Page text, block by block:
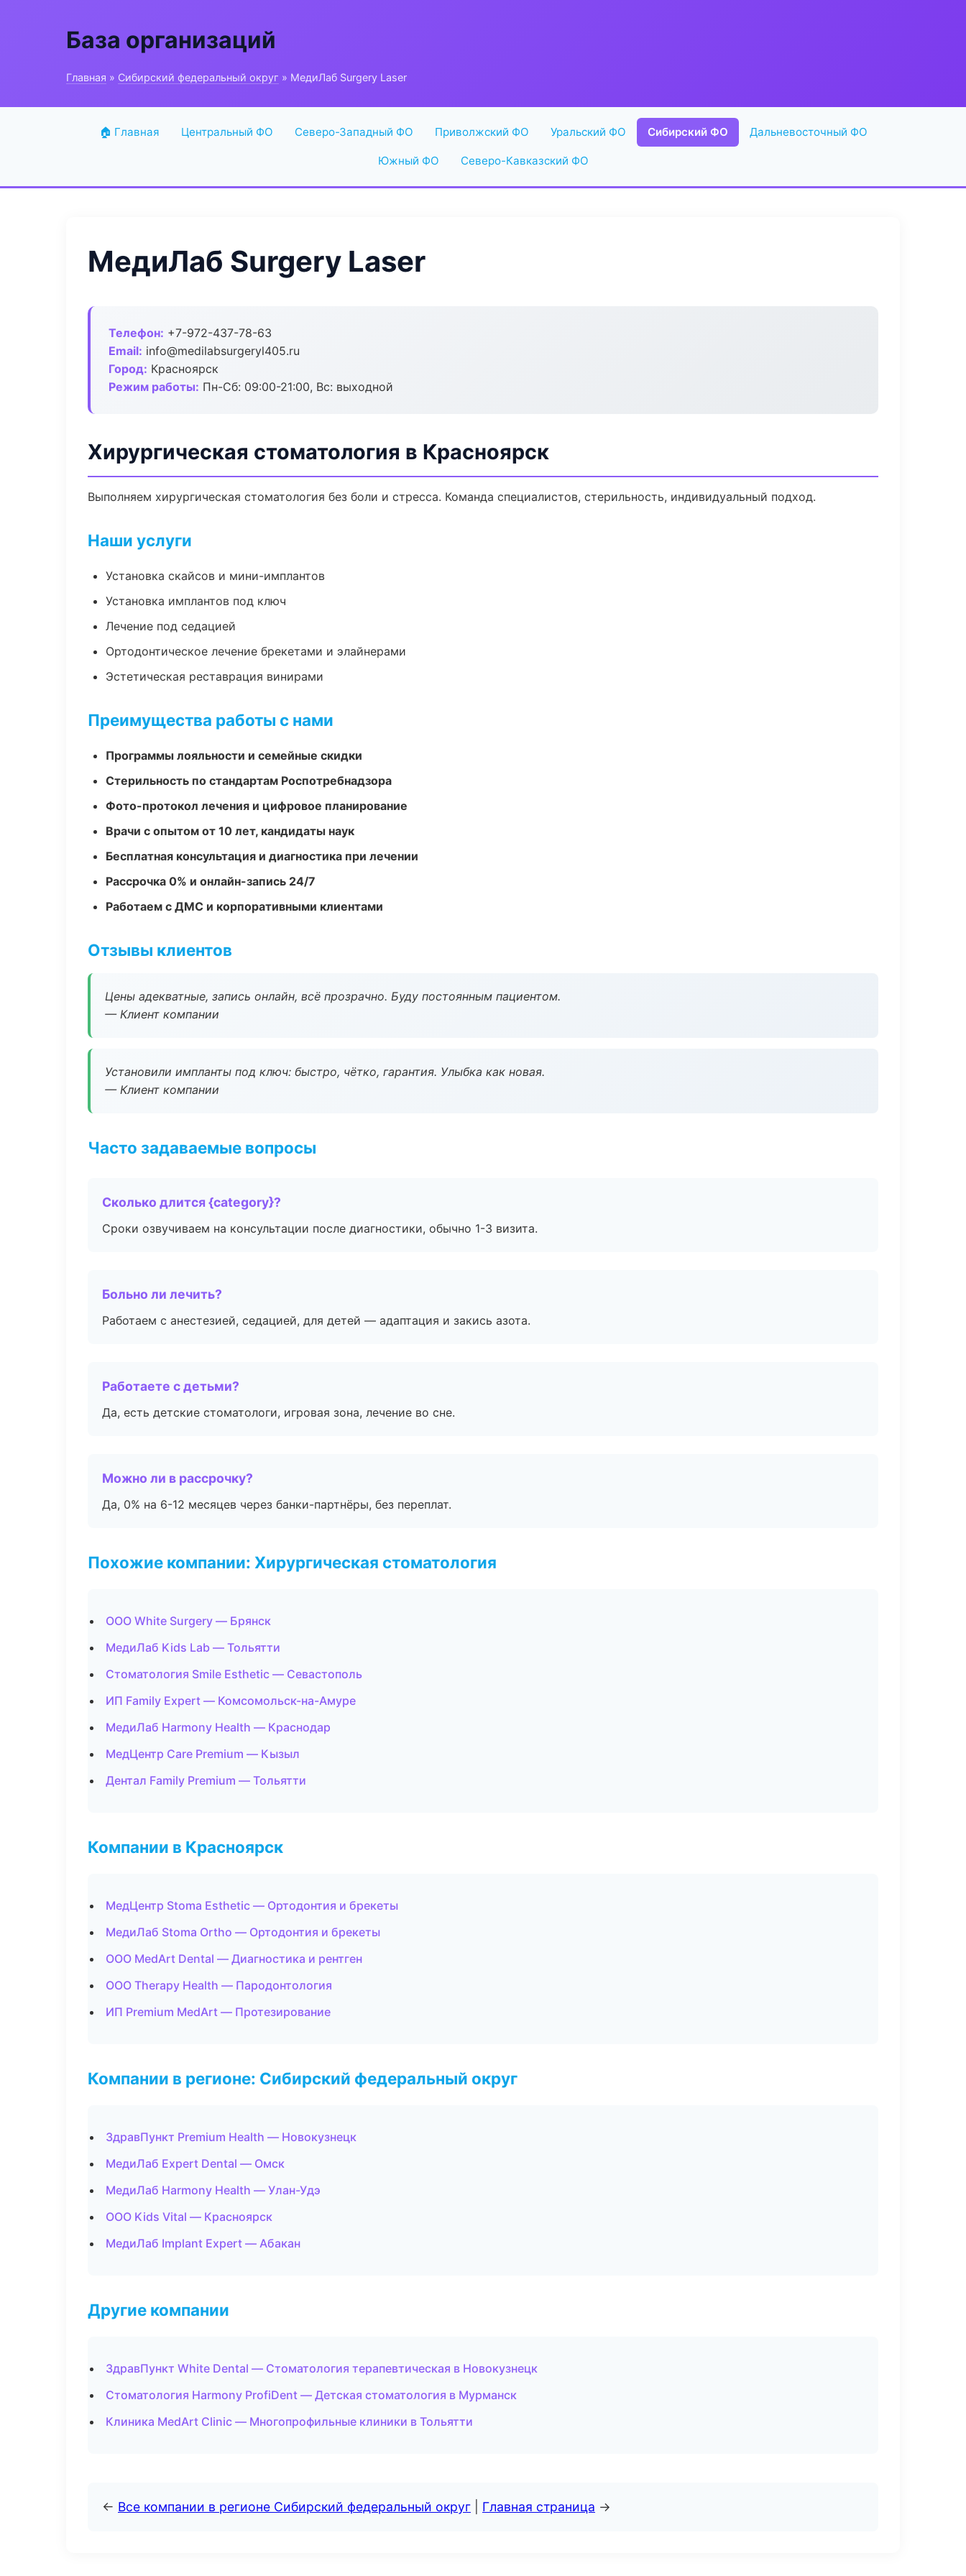
База организаций
Главная » Сибирский федеральный округ » МедиЛаб Surgery Laser
🏠 Главная Центральный ФО Северо-Западный ФО Приволжский ФО Уральский ФО Сибирский ФО Дальневосточный ФО
Южный ФО Северо-Кавказский ФО
МедиЛаб Surgery Laser
Телефон: +7-972-437-78-63
Email: info@medilabsurgeryl405.ru
Город: Красноярск
Режим работы: Пн-Сб: 09:00-21:00, Вс: выходной
Хирургическая стоматология в Красноярск
Выполняем хирургическая стоматология без боли и стресса. Команда специалистов, стерильность, индивидуальный подход.
Наши услуги
Установка скайсов и мини-имплантов
Установка имплантов под ключ
Лечение под седацией
Ортодонтическое лечение брекетами и элайнерами
Эстетическая реставрация винирами
Преимущества работы с нами
Программы лояльности и семейные скидки
Стерильность по стандартам Роспотребнадзора
Фото-протокол лечения и цифровое планирование
Врачи с опытом от 10 лет, кандидаты наук
Бесплатная консультация и диагностика при лечении
Рассрочка 0% и онлайн-запись 24/7
Работаем с ДМС и корпоративными клиентами
Отзывы клиентов
Цены адекватные, запись онлайн, всё прозрачно. Буду постоянным пациентом.
— Клиент компании
Установили импланты под ключ: быстро, чётко, гарантия. Улыбка как новая.
— Клиент компании
Часто задаваемые вопросы
Сколько длится {category}?
Сроки озвучиваем на консультации после диагностики, обычно 1-3 визита.
Больно ли лечить?
Работаем с анестезией, седацией, для детей — адаптация и закись азота.
Работаете с детьми?
Да, есть детские стоматологи, игровая зона, лечение во сне.
Можно ли в рассрочку?
Да, 0% на 6-12 месяцев через банки-партнёры, без переплат.
Похожие компании: Хирургическая стоматология
ООО White Surgery — Брянск
МедиЛаб Kids Lab — Тольятти
Стоматология Smile Esthetic — Севастополь
ИП Family Expert — Комсомольск-на-Амуре
МедиЛаб Harmony Health — Краснодар
МедЦентр Care Premium — Кызыл
Дентал Family Premium — Тольятти
Компании в Красноярск
МедЦентр Stoma Esthetic — Ортодонтия и брекеты
МедиЛаб Stoma Ortho — Ортодонтия и брекеты
ООО MedArt Dental — Диагностика и рентген
ООО Therapy Health — Пародонтология
ИП Premium MedArt — Протезирование
Компании в регионе: Сибирский федеральный округ
ЗдравПункт Premium Health — Новокузнецк
МедиЛаб Expert Dental — Омск
МедиЛаб Harmony Health — Улан-Удэ
ООО Kids Vital — Красноярск
МедиЛаб Implant Expert — Абакан
Другие компании
ЗдравПункт White Dental — Стоматология терапевтическая в Новокузнецк
Стоматология Harmony ProfiDent — Детская стоматология в Мурманск
Клиника MedArt Clinic — Многопрофильные клиники в Тольятти
← Все компании в регионе Сибирский федеральный округ Главная страница →